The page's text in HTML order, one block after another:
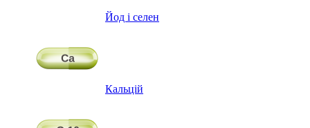
Йод і селен
Кальцій